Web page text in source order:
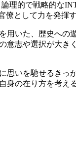
理的で戦略的な
として力を発揮
いた、歴史への
志や選択が大
いを馳せるき
の在り方を考え